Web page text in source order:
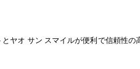
オ サン スマイルが便利で信頼性